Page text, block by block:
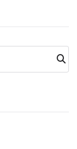
Szuka
j